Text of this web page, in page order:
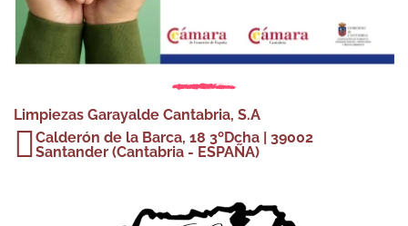
Limpiezas Garayalde Cantabria, S.A
Calderón de la Barca, 18 3ºDcha | 39002
Santander (Cantabria - ESPAÑA)